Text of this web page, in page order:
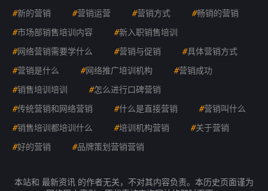
#新的营销 #营销运营 #营销方式 #畅销的营销
#市场部销售培训内容 #新入职销售培训
#网络营销需要学什么 #营销与促销 #具体营销方式
#营销是什么 #网络推广培训机构 #营销成功
#销售培训培训 #怎么进行口碑营销
#传统营销和网络营销 #什么是直接营销 #营销叫什么
#销售培训都培训什么 #培训机构营销 #关于营销
#好的营销 #品牌策划营销营销
本站和 最新资讯 的作者无关，不对其内容负责。本历史页面谨为